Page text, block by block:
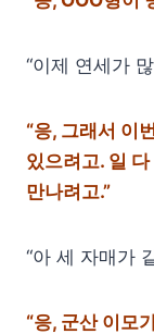
“이제 연세가
“응, 그래서 이
있으려고. 일
만나려고.”
“아 세 자매가
“응, 군산 이모